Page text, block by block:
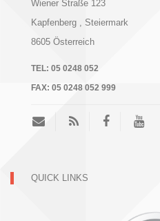
Wiener Straße 123
Kapfenberg , Steiermark
8605 Österreich
TEL: 05 0248 052
FAX: 05 0248 052 999
QUICK LINKS